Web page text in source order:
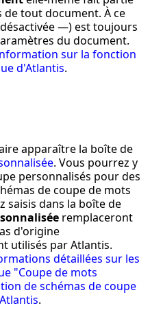
tout document. À ce
—) est toujours
du document.
sur la fonction
d'Atlantis.
apparaître la boîte de
. Vous pourrez y
personnalisés pour des
de coupe de mots
saisis dans la boîte de
remplaceront
d'origine
utilisés par Atlantis.
détaillées sur les
"Coupe de mots
de schémas de coupe
.